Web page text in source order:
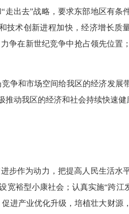
出去”战略，要求东部地区有条
技术创新进程加快，经济增长质
争在新世纪竞争中抢占领先位置
争和市场空间给我区的经济发展
动我区的经济和社会持续快速健
作为动力，把提高人民生活水
宽裕型小康社会；认真实施“跨江
进产业优化升级，培植壮大财源